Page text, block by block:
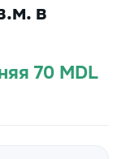
в
70 MDL